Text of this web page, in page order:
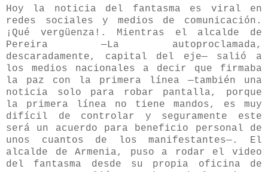
Hoy la noticia del fantasma es viral en
redes sociales y medios de comunicación.
¡Qué vergüenza!. Mientras el alcalde de
Pereira —La autoproclamada,
descaradamente, capital del eje— salió a
los medios nacionales a decir que firmaba
la paz con la primera línea —también una
noticia solo para robar pantalla, porque
la primera línea no tiene mandos, es muy
difícil de controlar y seguramente este
será un acuerdo para beneficio personal de
unos cuantos de los manifestantes—. El
alcalde de Armenia, puso a rodar el video
del fantasma desde su propia oficina de